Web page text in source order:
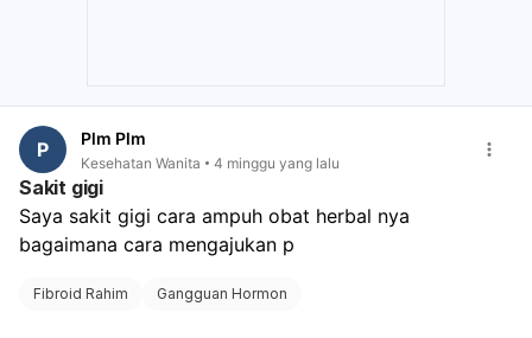
P Plm Plm
Kesehatan Wanita 4 minggu yang lalu
Sakit gigi
Saya sakit gigi cara ampuh obat herbal nya
bagaimana cara mengajukan p
Fibroid Rahim Gangguan Hormon